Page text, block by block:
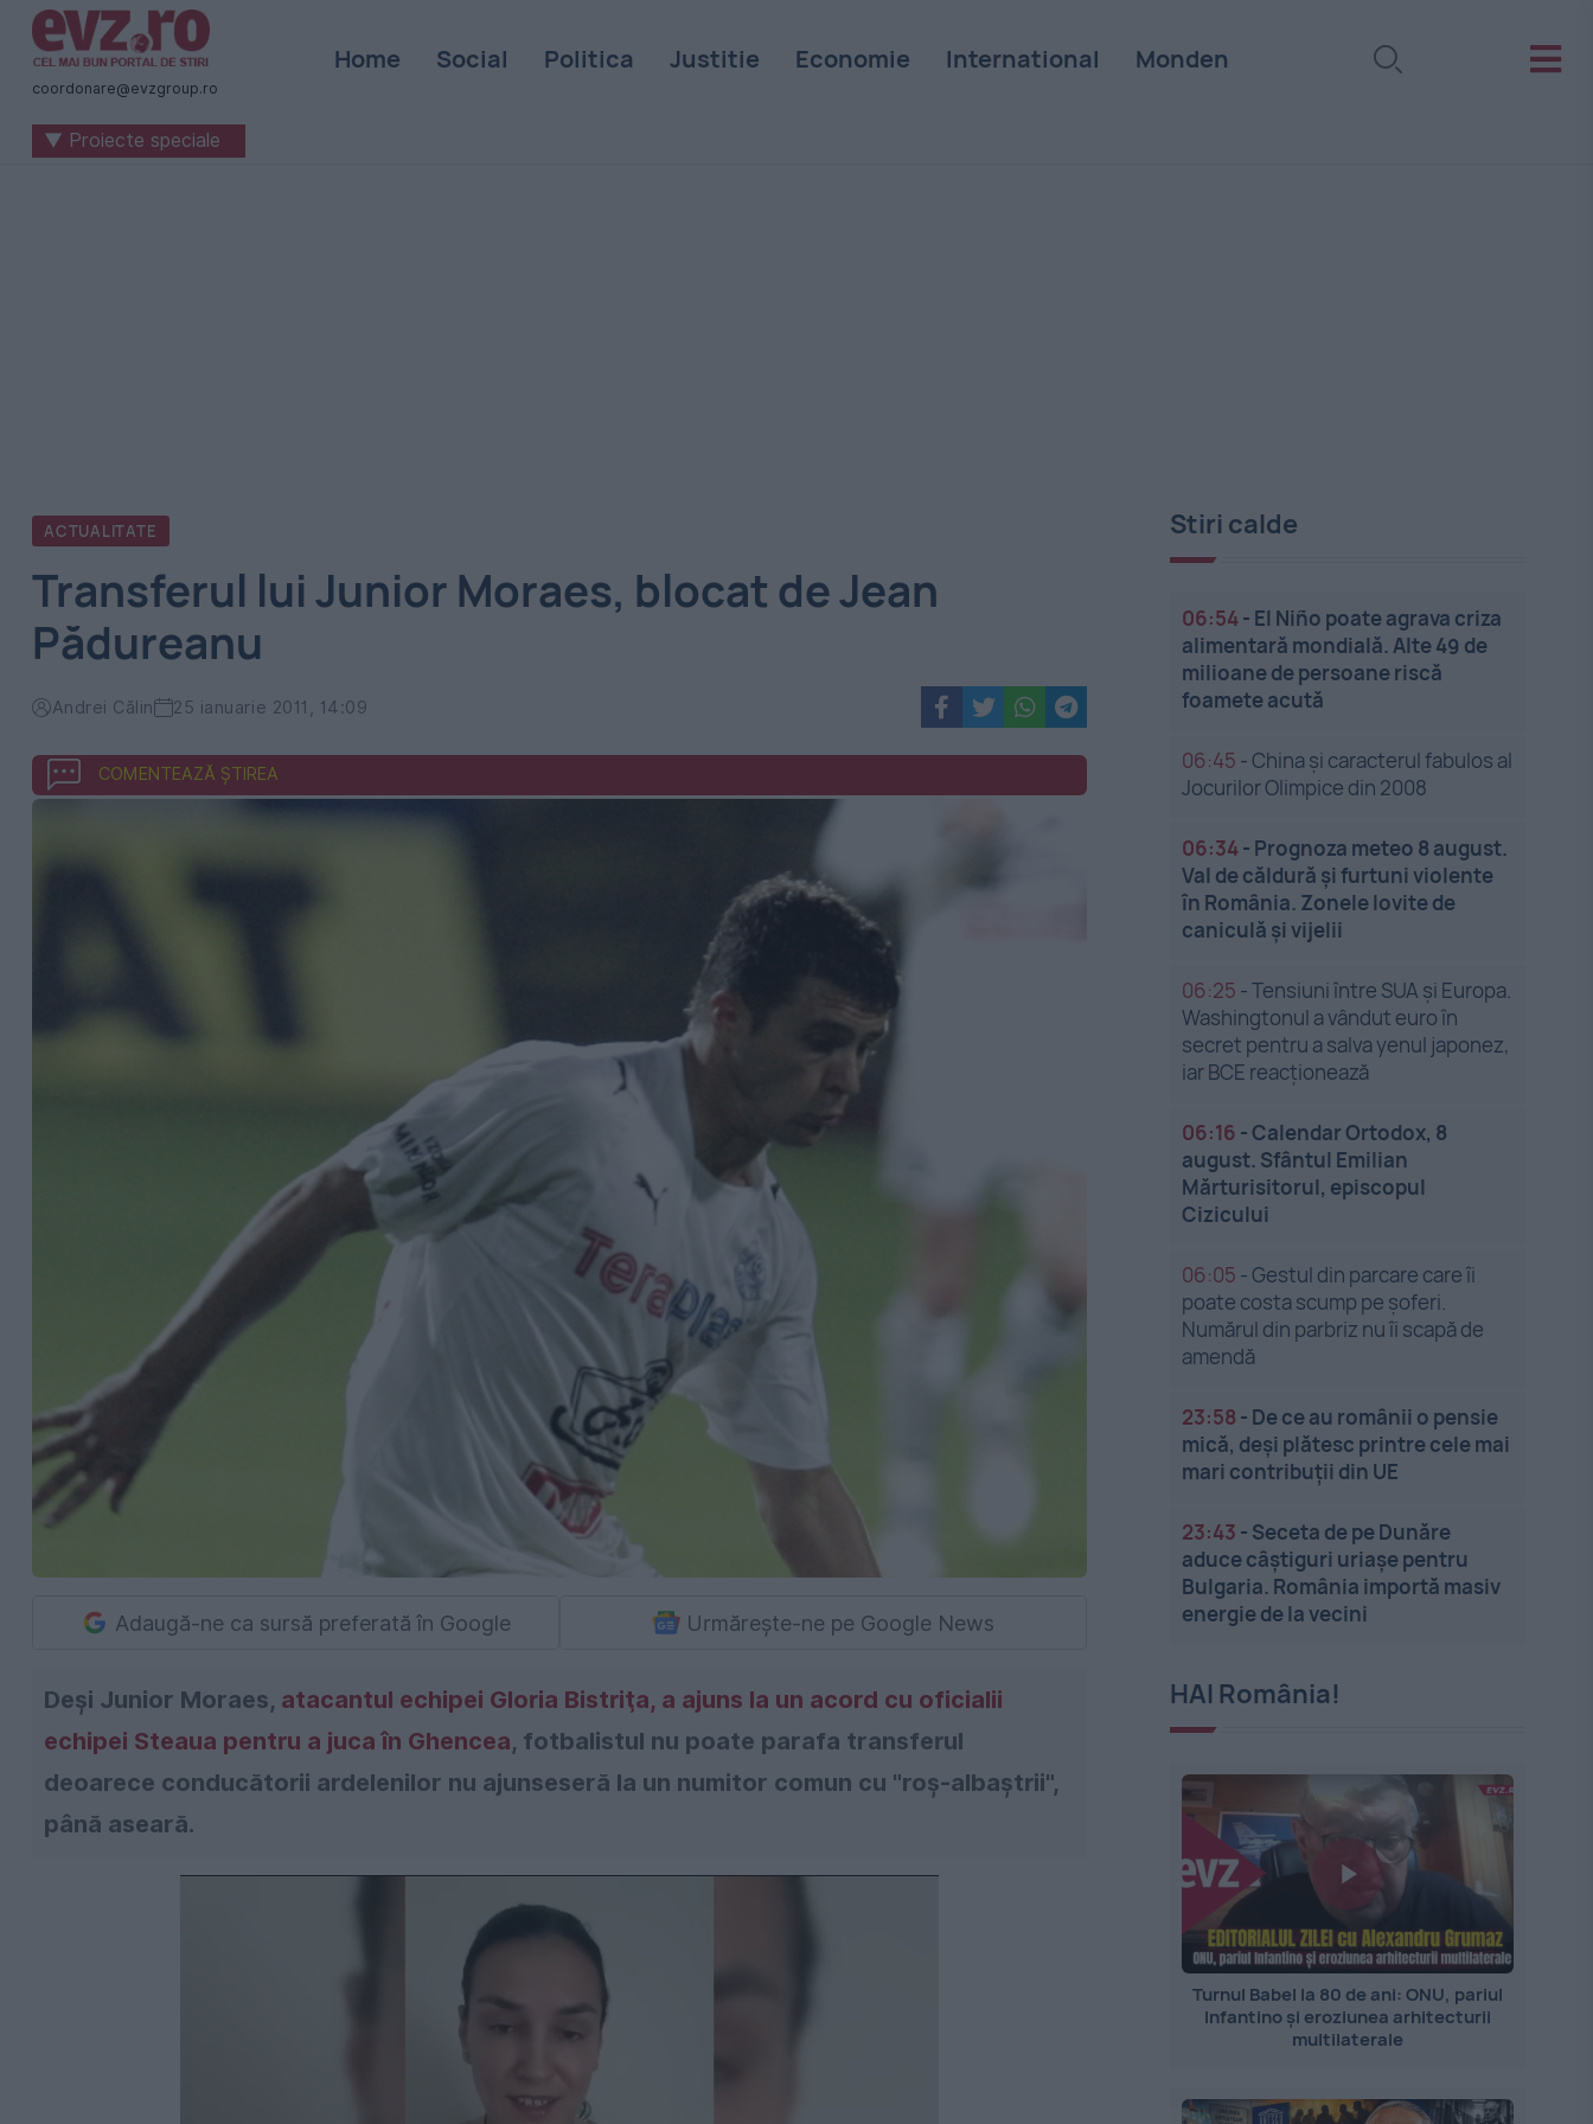
Știri
naționale
internaționale
coordonare@evzgroup.ro
Home Social Politica Justitie Economie International Monden
▼ Proiecte speciale
ACTUALITATE
Transferul lui Junior Moraes, blocat de Jean
Pădureanu
Andrei Călin 25 ianuarie 2011, 14:09
COMENTEAZĂ ȘTIREA
Adaugă-ne ca sursă preferată în Google Urmărește-ne pe Google News
Deşi Junior Moraes, atacantul echipei Gloria Bistriţa, a ajuns la un acord cu oficialii
echipei Steaua pentru a juca în Ghencea, fotbalistul nu poate parafa transferul
deoarece conducătorii ardelenilor nu ajunseseră la un numitor comun cu "roş-albaştrii",
până aseară.
Stiri calde
06:54- El Niño poate agrava criza
alimentară mondială. Alte 49 de
milioane de persoane riscă
foamete acută
06:45 -China și caracterul fabulos al
Jocurilor Olimpice din 2008
06:34- Prognoza meteo 8 august.
Val de căldură și furtuni violente
în România. Zonele lovite de
caniculă și vijelii
06:25 -Tensiuni între SUA și Europa.
Washingtonul a vândut euro în
secret pentru a salva yenul japonez,
iar BCE reacționează
06:16 -Calendar Ortodox, 8
august. Sfântul Emilian
Mărturisitorul, episcopul
Cizicului
06:05 -Gestul din parcare care îi
poate costa scump pe șoferi.
Numărul din parbriz nu îi scapă de
amendă
23:58 - De ce au românii o pensie
mică, deși plătesc printre cele mai
mari contribuții din UE
23:43 - Seceta de pe Dunăre
aduce câștiguri uriașe pentru
Bulgaria. România importă masiv
energie de la vecini
HAI România!
Turnul Babel la 80 de ani: ONU, pariul
Infantino și eroziunea arhitecturii
multilaterale